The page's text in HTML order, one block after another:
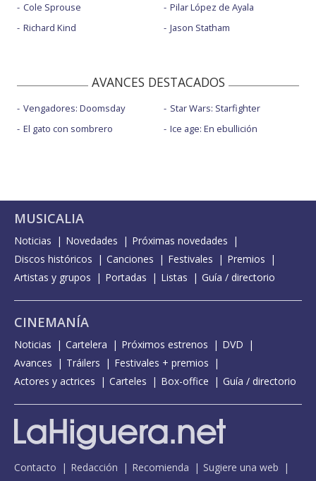
Cole Sprouse
Richard Kind
Pilar López de Ayala
Jason Statham
AVANCES DESTACADOS
Vengadores: Doomsday
El gato con sombrero
Star Wars: Starfighter
Ice age: En ebullición
MUSICALIA
Noticias Novedades
Próximas novedades
Discos históricos
Canciones Festivales
Premios
Artistas y grupos
Portadas Listas Guía / directorio
CINEMANÍA
Noticias Cartelera Próximos estrenos
DVD
Avances
Tráilers
Festivales + premios
Actores y actrices
Carteles Box-office Guía / directorio
Contacto Redacción Recomienda
Sugiere una web